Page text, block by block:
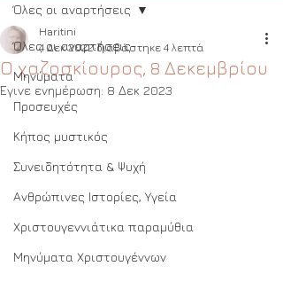
Όλες οι αναρτήσεις
Μηνύματα
Προσευχές
Κήπος μυστικός
Συνειδητότητα & Ψυχή
Ανθρώπινες Ιστορίες, Υγεία
Χριστουγεννιάτικα παραμύθια
Μηνύματα Χριστουγέννων
Όλες οι αναρτήσεις
Ο χαζοσκίουρος, 8 Δεκεμβρίου
Haritini
4 Δεκ 2022 διαβάστηκε 4 λεπτά
Έγινε ενημέρωση: 8 Δεκ 2023